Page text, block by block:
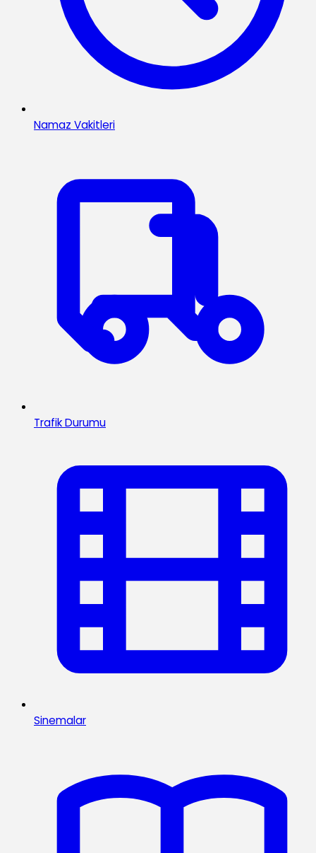
Namaz Vakitleri
Trafik Durumu
Sinemalar